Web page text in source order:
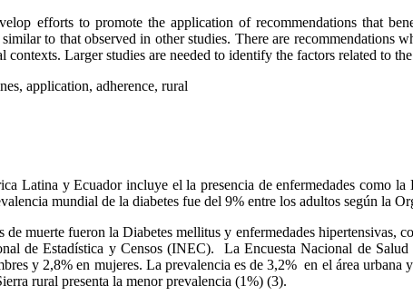
efforts to promote the application of recommendations that
to that observed in other studies. There are recommendations
Larger studies are needed to identify the factors related to
application, adherence, rural
Latina y Ecuador incluye el la presencia de enfermedades como
mundial de la diabetes fue del 9% entre los adultos según la
de muerte fueron la Diabetes mellitus y enfermedades
de Estadística y Censos (INEC). La Encuesta Nacional de
y 2,8% en mujeres. La prevalencia es de 3,2% en el área
rural presenta la menor prevalencia (1%) (3).